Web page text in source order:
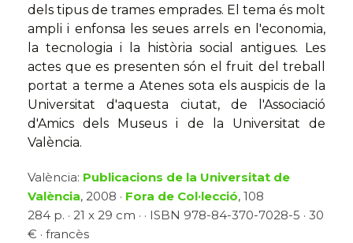
dels tipus de trames emprades. El tema és molt
ampli i enfonsa les seues arrels en l'economia,
la tecnologia i la història social antigues. Les
actes que es presenten són el fruit del treball
portat a terme a Atenes sota els auspicis de la
Universitat d'aquesta ciutat, de l'Associació
d'Amics dels Museus i de la Universitat de
València.
València: Publicacions de la Universitat de
València, 2008 · Fora de Col·lecció, 108
284 p. · 21 x 29 cm · · ISBN 978-84-370-7028-5 · 30
€ · francès